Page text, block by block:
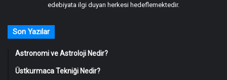
edebiyata ilgi duyan herkesi hedeflemektedir.
Son Yazılar
Astronomi ve Astroloji Nedir?
Üstkurmaca Tekniği Nedir?